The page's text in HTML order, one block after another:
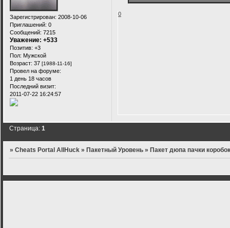
Зарегистрирован: 2008-10-06
Приглашений: 0
Сообщений: 7215
Уважение: +533
Позитив: +3
Пол: Мужской
Возраст: 37 [1988-11-16]
Провел на форуме:
1 день 18 часов
Последний визит:
2011-07-22 16:24:57
0
Страница:1
»Cheats Portal AllHuck » Пакетный Уровень » Пакет дюпа пачки